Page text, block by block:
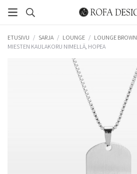
ETUSIVU / SARJA / LOUNGE / LOUNGE BROWN
MIESTEN KAULAKORU NIMELLÄ, HOPEA